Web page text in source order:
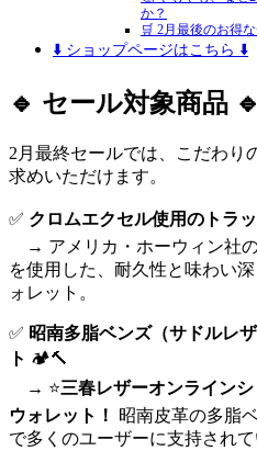
か？
🛒 2月最後のお得
⬇️ ショップページはこちら ⬇️
🔹 セール対象商品 🔹
2月最終セールでは、こだわり
求めいただけます。
✅ クロムエクセル使用のトラ
→ アメリカ・ホーウィン社の
を使用した、耐久性と味わい
ォレット。
✅ 昭南多脂ベンズ（サドルレ
ト 🏕️🔨
→ ⭐️三春レザーオンライン
ウォレット！
昭南皮革の多脂
で多くのユーザーに支持され